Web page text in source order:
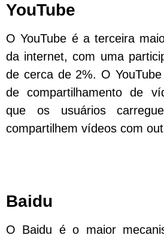
YouTube
O YouTube é a terceira
da internet, com uma
de cerca de 2%. O
de compartilhamento de
que os usuários
compartilhem vídeos com
Baidu
O Baidu é o maior